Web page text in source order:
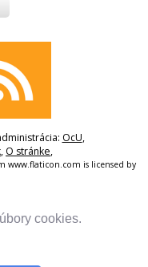
cookies.
OcU,
, O stránke,
www.flaticon.com is licensed by